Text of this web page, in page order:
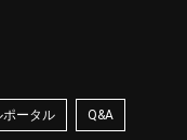
ポータル Q&A